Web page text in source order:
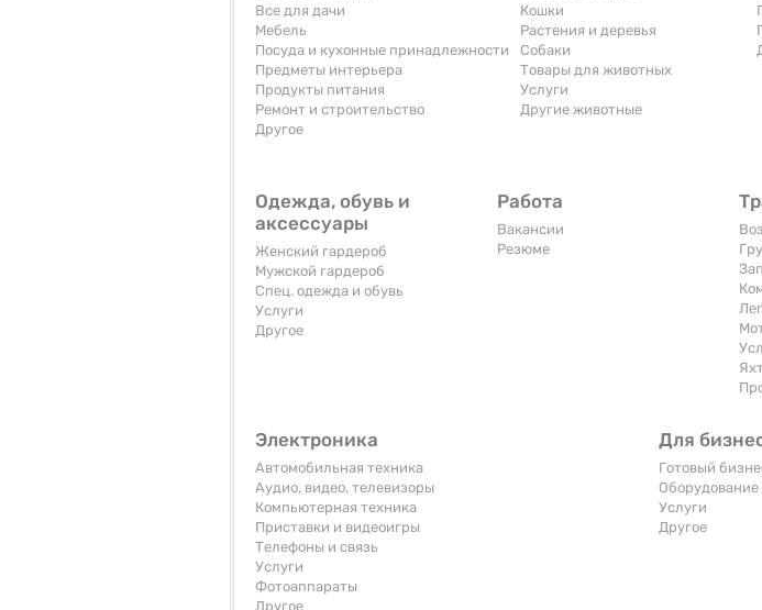
Все для дачи
Мебель
Посуда и кухонные принадлежности
Предметы интерьера
Продукты питания
Ремонт и строительство
Другое
Кошки
Растения и деревья
Собаки
Товары для животных
Услуги
Другие животные
Одежда, обувь и
аксессуары
Женский гардероб
Мужской гардероб
Спец. одежда и обувь
Услуги
Другое
Работа
Вакансии
Резюме
Электроника
Автомобильная техника
Аудио, видео, телевизоры
Компьютерная техника
Приставки и видеоигры
Телефоны и связь
Услуги
Фотоаппараты
Другое
Для
Готовый
Услуги
Другое